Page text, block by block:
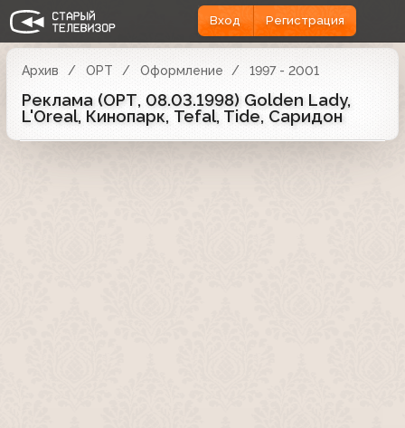
Вход Регистрация
Архив ОРТ Оформление 1997 - 2001
Реклама (ОРТ, 08.03.1998) Golden Lady,
L'Oreal, Кинопарк, Tefal, Tide, Саридон